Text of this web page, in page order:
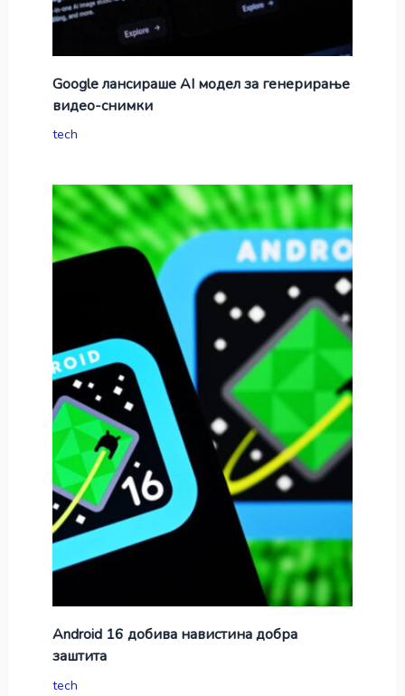
Google лансираше AI модел за генерирање
видео-снимки
tech
Android 16 добива навистина добра
заштита
tech